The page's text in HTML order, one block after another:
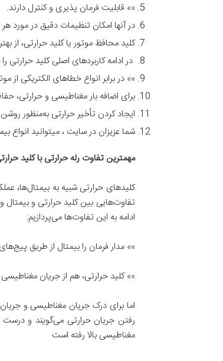
»» قابلیت فرمان پذیری و کنترل دارند.
در آنها امکان تنظیمات دقیق در مورد
کلید محافظ موتور یا کلید حرارتی، از
در ادامه کاربردهای اصلی کلید حرارتی
»» در برابر انواع خطاهای الکتریکی از
برای اضافه بار مغناطیسی و حرارتی،
ایجاد کردن تأخیر حرارتی به‌منظور
شما عزیزان در سایت ، میتوانید انواع
مهمترین تفاوت رله حرارتی با کلید
کلیدهای حرارتی شبیه به بیمتال‌ها،
تفاوت‌هایی بین کلید حرارتی و
ادامه به این تفاوت‌ها می‌پردازیم:
»» مدار فرمان را بیمتال از طریق پیج‌های ۹۵ – ۹۶ قطع می‌کند؛ ولی کلید حرارتی ۳ فاز مدار قدرت را مستقیماً قطع کرده و سبب قطع نمودن موتور می‌گردد.
»» کلید حرارتی، هم از جریان
اما برای درک جریان مغناطیسی و جریان
رفتن جریان حرارتی می‌گویند و درست
مغناطیسی بالا رفته است